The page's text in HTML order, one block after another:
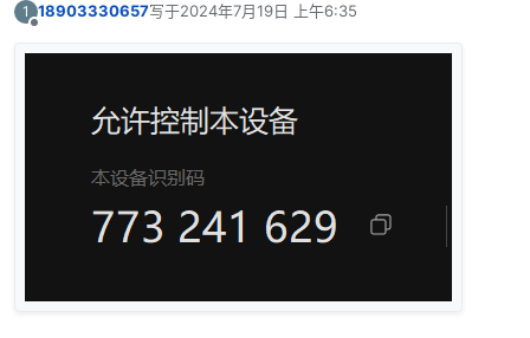
1
离线
18903330657写于2024年7月19日 上午6:35
最后由 编辑